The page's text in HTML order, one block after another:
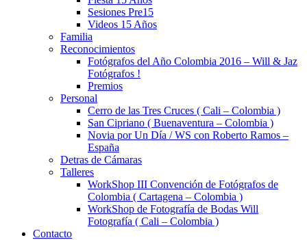
Sesiones Pre15
Videos 15 Años
Familia
Reconocimientos
Fotógrafos del Año Colombia 2016 – Will & Jaz
Fotógrafos !
Premios
Personal
Cerro de las Tres Cruces ( Cali – Colombia )
San Cipriano ( Buenaventura – Colombia )
Novia por Un Día / WS con Roberto Ramos –
España
Detras de Cámaras
Talleres
WorkShop III Convención de Fotógrafos de
Colombia ( Cartagena – Colombia )
WorkShop de Fotografía de Bodas Will
Fotografía ( Cali – Colombia )
Contacto